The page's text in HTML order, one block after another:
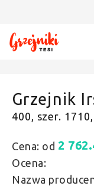
Grzejnik
400, szer.
Cena: od 2
Ocena:
Nazwa